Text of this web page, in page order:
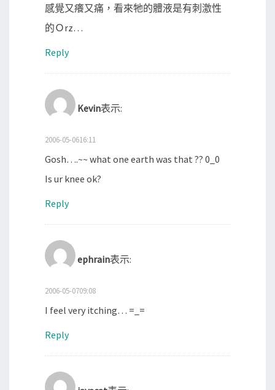
感覺又癢又痛，看來牠的體液是有刺激性
的Ｏrz…
Reply
Kevin表示:
2006-05-0616:11
Gosh….~~ what one earth was that ?? 0_0
Is ur knee ok?
Reply
ephrain表示:
2006-05-0709:08
I feel very itching… =_=
Reply